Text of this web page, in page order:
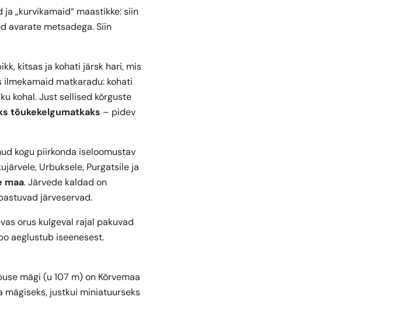
„kurvikamaid“ maastikke: siin
avarate metsadega. Siin
kitsas ja kohati järsk hari, mis
matkaradu: kohati
kohal. Just sellised kõrguste
tõukekelgumatkaks – pidev
kogu piirkonda iseloomustav
Urbuksele, Purgatsile ja
maa. Järvede kaldad on
järveservad.
orus kulgeval rajal pakuvad
aeglustub iseenesest.
mägi (u 107 m) on Kõrvemaa
mägiseks, justkui miniatuurseks